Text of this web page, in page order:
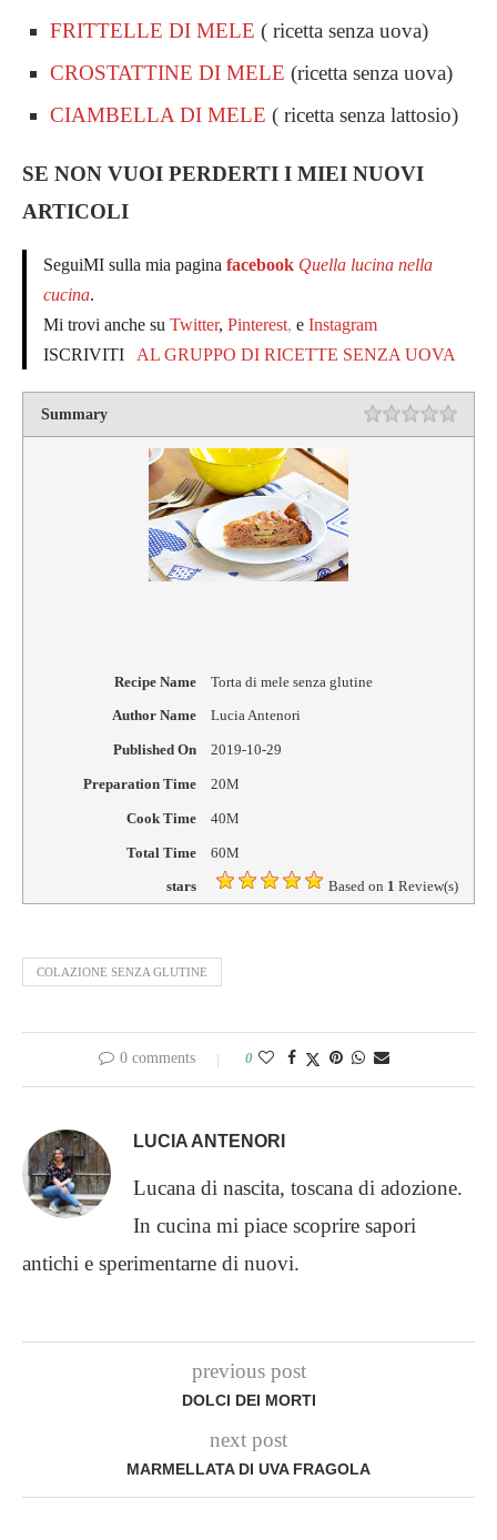
FRITTELLE DI MELE ( ricetta senza uova)
CROSTATTINE DI MELE (ricetta senza uova)
CIAMBELLA DI MELE ( ricetta senza lattosio)
SE NON VUOI PERDERTI I MIEI NUOVI
ARTICOLI
SeguiMI sulla mia pagina facebook Quella lucina nella
cucina.
Mi trovi anche su Twitter, Pinterest, e Instagram
ISCRIVITI
AL GRUPPO DI RICETTE SENZA UOVA
Summary Rating
Recipe Name Torta di mele senza glutine
Author Name Lucia Antenori
Published On 2019-10-29
Preparation Time 20M
Cook Time 40M
Total Time 60M
stars Based on 1 Review(s)
COLAZIONE SENZA GLUTINE
0 comments 0
LUCIA ANTENORI
Lucana di nascita, toscana di adozione.
In cucina mi piace scoprire sapori
antichi e sperimentarne di nuovi.
previous post
DOLCI DEI MORTI
next post
MARMELLATA DI UVA FRAGOLA